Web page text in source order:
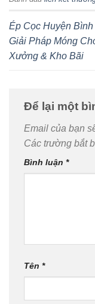
Ép Cọc Huyện
Giải Pháp Móng
Xưởng & Kho Bãi
Để lại một
Email của bạn
Các trường bắt
Bình luận *
Tên *